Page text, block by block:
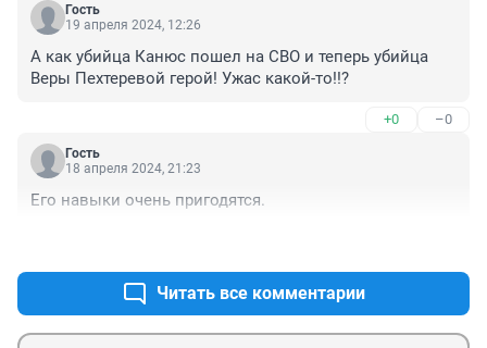
Гость
19 апреля 2024, 12:26
А как убийца Канюс пошел на СВО и теперь убийца
Веры Пехтеревой герой! Ужас какой-то!!?
+0 –0
Гость
18 апреля 2024, 21:23
Его навыки очень пригодятся.
Читать все комментарии